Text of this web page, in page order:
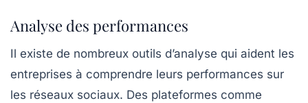
Analyse des performances
Il existe de nombreux outils d’analyse qui aident les
entreprises à comprendre leurs performances sur
les réseaux sociaux. Des plateformes comme